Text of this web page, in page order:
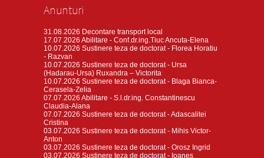
Anunturi
31.08.2026 Decontare transport local
17.07.2026 Abilitare - Conf.dr.ing.Tiuc Ancuta-Elena
10.07.2026 Sustinere teza de doctorat - Florea Horatiu
- Razvan
10.07.2026 Sustinere teza de doctorat - Ursa
(Hadarau-Ursa) Ruxandra – Victorita
10.07.2026 Sustinere teza de doctorat - Blaga Bianca-
Cerasela-Zelia
07.07.2026 Abilitare - S.l.dr.ing. Constantinescu
Claudia-Alana
07.07.2026 Sustinere teza de doctorat - Adascalitei
Cristina
03.07.2026 Sustinere teza de doctorat - Mihis Victor-
Anton
03.07.2026 Sustinere teza de doctorat - Orosz Ingrid
03.07.2026 Sustinere teza de doctorat - Ioanes